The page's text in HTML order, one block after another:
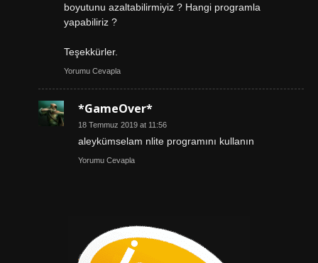
boyutunu azaltabilirmiyiz ? Hangi programla
yapabiliriz ?
Teşekkürler.
Yorumu Cevapla
*GameOver*
18 Temmuz 2019 at 11:56
aleykümselam nlite programını kullanın
Yorumu Cevapla